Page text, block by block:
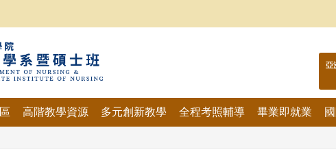
亞
高階教學資源 多元創新教學 全程考照輔導 畢業即就業